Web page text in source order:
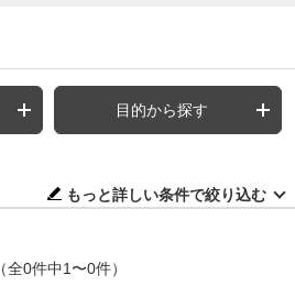
目的から探す
もっと詳しい条件で絞り込む
（全0件中1〜0件）